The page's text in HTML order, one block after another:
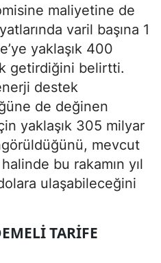
maliyetine de
varil başına 1
yaklaşık 400
getirdiğini belirtti.
destek
de değinen
yaklaşık 305 milyar
mevcut
bu rakamın yıl
ulaşabileceğini
TARIFE